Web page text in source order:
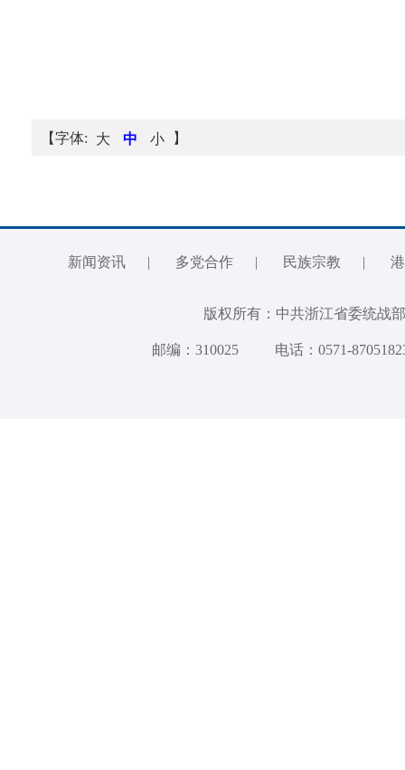
【字体: 大 中 小 】
新闻资讯 | 多党合作 | 民族宗教 |
版权所有：中共浙江省委统
邮编：310025 电话：0571-